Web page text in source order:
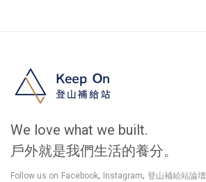
We love what we built.
戶外就是我們生活的養分。
Follow us on Facebook, Instagram, 登山補給站論壇